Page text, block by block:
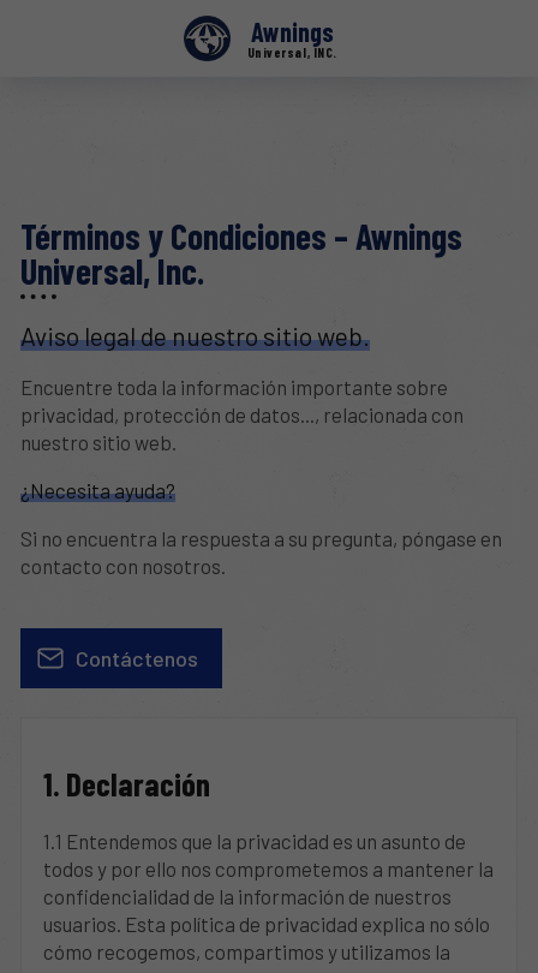
Awnings
Universal, INC.
Términos y Condiciones – Awnings
Universal, Inc.
Aviso legal de nuestro sitio web.
Encuentre toda la información importante sobre
privacidad, protección de datos..., relacionada con
nuestro sitio web.
¿Necesita ayuda?
Si no encuentra la respuesta a su pregunta, póngase en
contacto con nosotros.
Contáctenos
1. Declaración
1.1 Entendemos que la privacidad es un asunto de
todos y por ello nos comprometemos a mantener la
confidencialidad de la información de nuestros
usuarios. Esta política de privacidad explica no sólo
cómo recogemos, compartimos y utilizamos la